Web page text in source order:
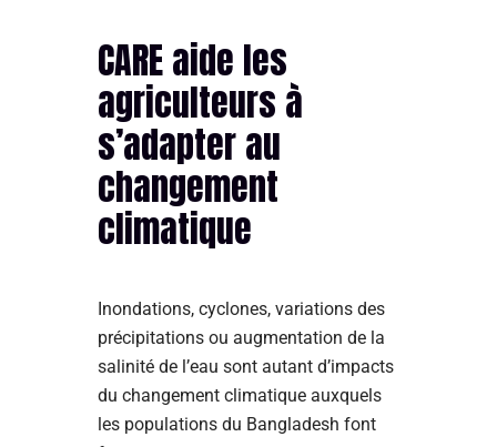
CARE aide les
agriculteurs à
s’adapter au
changement
climatique
Inondations, cyclones, variations des
précipitations ou augmentation de la
salinité de l’eau sont autant d’impacts
du changement climatique auxquels
les populations du Bangladesh font